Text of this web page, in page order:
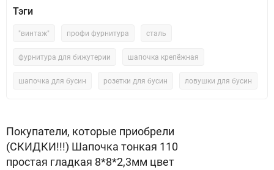
Тэги
"винтаж" профи фурнитура сталь
фурнитура для бижутерии шапочка крепёжная
шапочка для бусин розетки для бусин ловушки для бусин
Покупатели, которые приобрели
(СКИДКИ!!!) Шапочка тонкая 110
простая гладкая 8*8*2,3мм цвет